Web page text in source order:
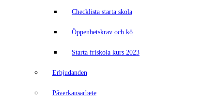
Checklista starta skola
Öppenhetskrav och kö
Starta friskola kurs 2023
Erbjudanden
Påverkansarbete